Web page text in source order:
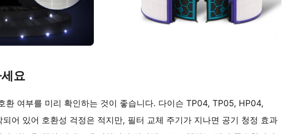
요
환 여부를 미리 확인하는 것이 좋습니다. 다이슨 TP04, TP05, HP04,
어 있어 호환성 걱정은 적지만, 필터 교체 주기가 지나면 공기 청정 효과